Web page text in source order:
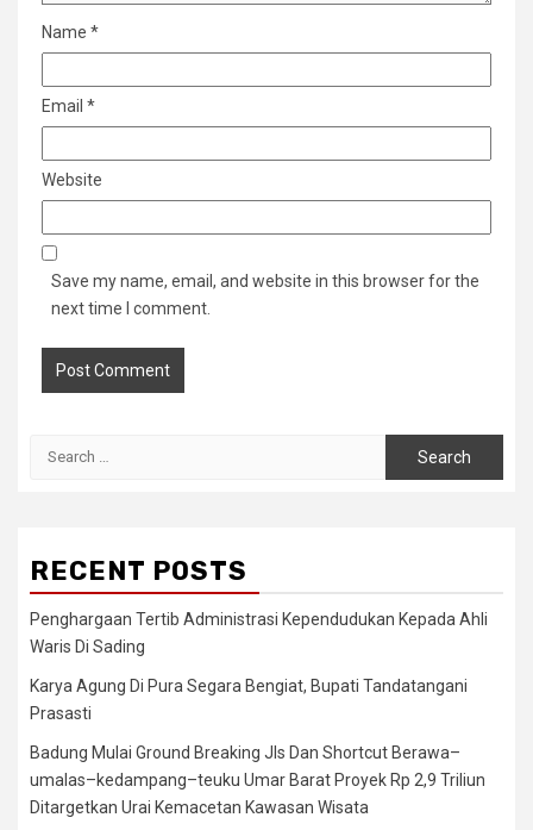
Name *
Email *
Website
Save my name, email, and website in this browser for the
next time I comment.
RECENT POSTS
Penghargaan Tertib Administrasi Kependudukan Kepada Ahli
Waris Di Sading
Karya Agung Di Pura Segara Bengiat, Bupati Tandatangani
Prasasti
Badung Mulai Ground Breaking Jls Dan Shortcut Berawa–
umalas–kedampang–teuku Umar Barat Proyek Rp 2,9 Triliun
Ditargetkan Urai Kemacetan Kawasan Wisata